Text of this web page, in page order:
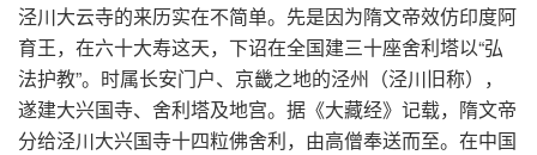
泾川大云寺的来历实在不简单。先是因为隋文帝效仿印度阿
育王，在六十大寿这天，下诏在全国建三十座舍利塔以“弘
法护教”。时属长安门户、京畿之地的泾州（泾川旧称），
遂建大兴国寺、舍利塔及地宫。据《大藏经》记载，隋文帝
分给泾川大兴国寺十四粒佛舍利，由高僧奉送而至。在中国